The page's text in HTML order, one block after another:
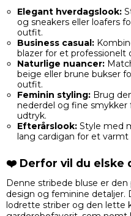
Elegant hverdagslook:
og sneakers eller loafers
outfit.
Business casual:
blazer for et professionelt
Naturlige nuancer:
beige eller brune bukser
outfit.
Feminin styling:Brug
nederdel og fine
udtryk.
Efterårslook:Style med
lang cardigan for et
❤️ Derfor vil du elske
Denne stribede bluse er
design og feminine detaljer.
lodrette striber og den lette